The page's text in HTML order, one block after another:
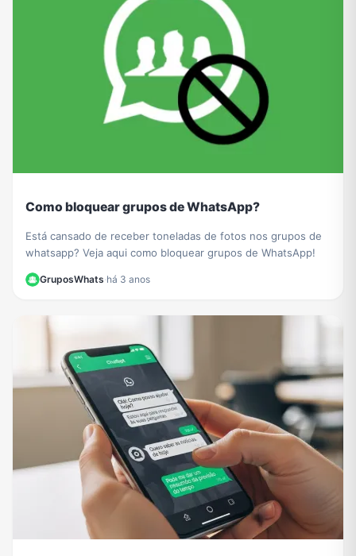
Como bloquear grupos de WhatsApp?
Está cansado de receber toneladas de fotos nos grupos de
whatsapp? Veja aqui como bloquear grupos de WhatsApp!
GruposWhats·há 3 anos